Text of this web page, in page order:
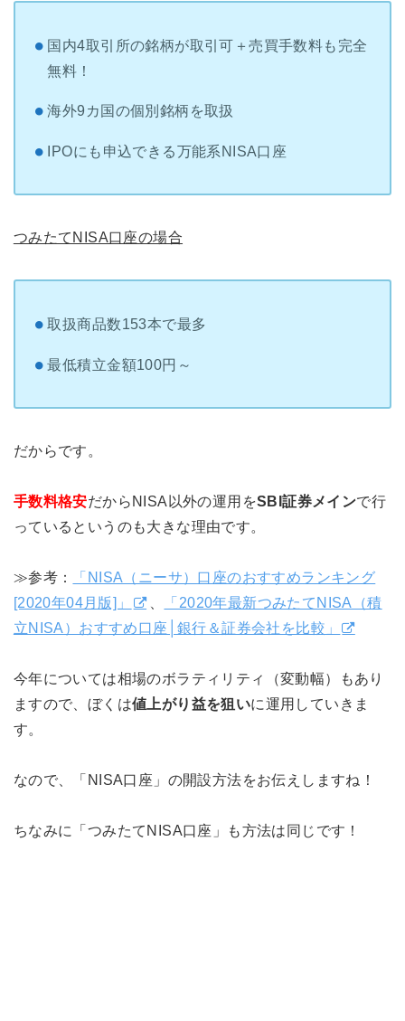
国内4取引所の銘柄が取引可＋売買手数料も完全
無料！
海外9カ国の個別銘柄を取扱
IPOにも申込できる万能系NISA口座
つみたてNISA口座の場合
取扱商品数153本で最多
最低積立金額100円～
だからです。
手数料格安だからNISA以外の運用をSBI証券メインで行
っているというのも大きな理由です。
≫参考：
「NISA（ニーサ）口座のおすすめランキング
[2020年04月版]」
「2020年最新つみたてNISA（積
立NISA）おすすめ口座│銀行＆証券会社を比較」
今年については相場のボラティリティ（変動幅）もあり
ますので、ぼくは値上がり益を狙いに運用していきま
す。
なので、「NISA口座」の開設方法をお伝えしますね！
ちなみに「つみたてNISA口座」も方法は同じです！